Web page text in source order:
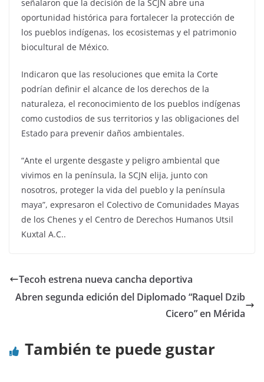
señalaron que la decisión de la SCJN abre una
oportunidad histórica para fortalecer la protección de
los pueblos indígenas, los ecosistemas y el patrimonio
biocultural de México.
Indicaron que las resoluciones que emita la Corte
podrían definir el alcance de los derechos de la
naturaleza, el reconocimiento de los pueblos indígenas
como custodios de sus territorios y las obligaciones del
Estado para prevenir daños ambientales.
“Ante el urgente desgaste y peligro ambiental que
vivimos en la península, la SCJN elija, junto con
nosotros, proteger la vida del pueblo y la península
maya”, expresaron el Colectivo de Comunidades Mayas
de los Chenes y el Centro de Derechos Humanos Utsil
Kuxtal A.C..
Tecoh estrena nueva cancha deportiva
Abren segunda edición del Diplomado “Raquel Dzib
Cicero” en Mérida
También te puede gustar